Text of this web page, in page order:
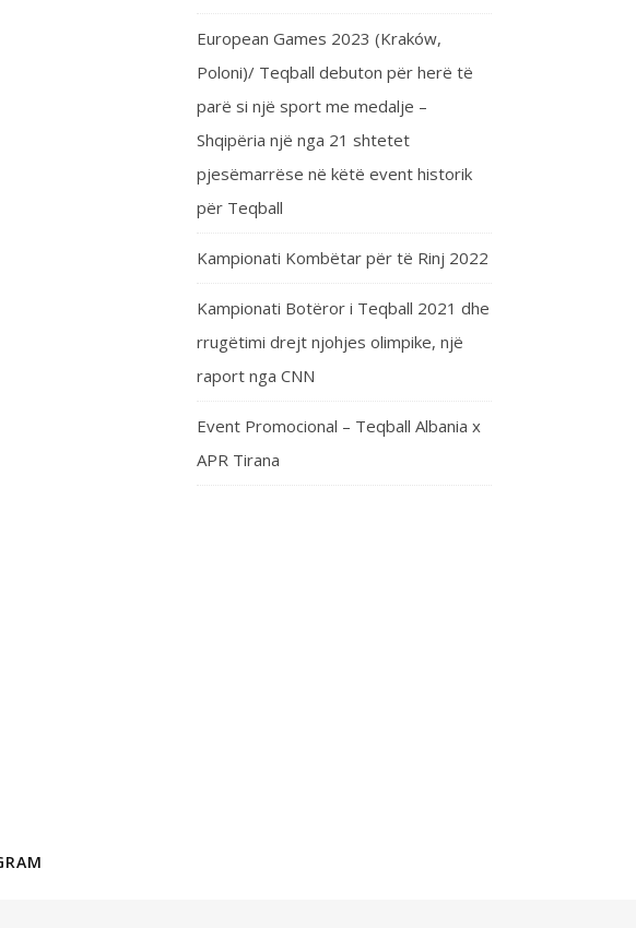
European Games 2023 (Kraków,
Poloni)/ Teqball debuton për herë të
parë si një sport me medalje –
Shqipëria një nga 21 shtetet
pjesëmarrëse në këtë event historik
për Teqball
Kampionati Kombëtar për të Rinj 2022
Kampionati Botëror i Teqball 2021 dhe
rrugëtimi drejt njohjes olimpike, një
raport nga CNN
Event Promocional – Teqball Albania x
APR Tirana